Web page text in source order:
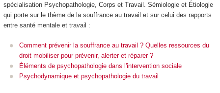
spécialisation Psychopathologie, Corps et Travail. Sémiologie et Étiologie
qui porte sur le thème de la souffrance au travail et sur celui des rapports
entre santé mentale et travail :
Comment prévenir la souffrance au travail ? Quelles ressources du
droit mobiliser pour prévenir, alerter et réparer ?
Éléments de psychopathologie dans l'intervention sociale
Psychodynamique et psychopathologie du travail